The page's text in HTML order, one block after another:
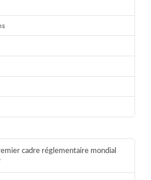
cadre réglementaire mondial